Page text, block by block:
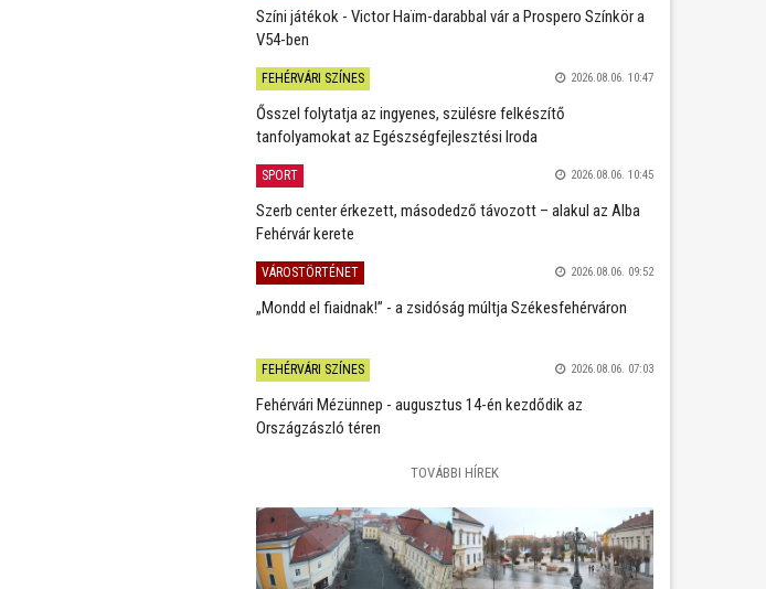
Színi játékok - Victor Haïm-darabbal vár a Prospero Színkör a
V54-ben
FEHÉRVÁRI SZÍNES 2026.08.06. 10:47
Ősszel folytatja az ingyenes, szülésre felkészítő
tanfolyamokat az Egészségfejlesztési Iroda
SPORT 2026.08.06. 10:45
Szerb center érkezett, másodedző távozott – alakul az Alba
Fehérvár kerete
VÁROSTÖRTÉNET 2026.08.06. 09:52
„Mondd el fiaidnak!” - a zsidóság múltja Székesfehérváron
FEHÉRVÁRI SZÍNES 2026.08.06. 07:03
Fehérvári Mézünnep - augusztus 14-én kezdődik az
Országzászló téren
TOVÁBBI HÍREK